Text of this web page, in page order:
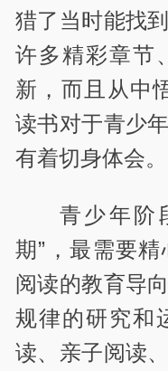
猎了当时能找
许多精彩章节
新，而且从中
读书对于青少
有着切身体会。
青少年阶
期”，最需要
阅读的教育导
规律的研究和
读、亲子阅读